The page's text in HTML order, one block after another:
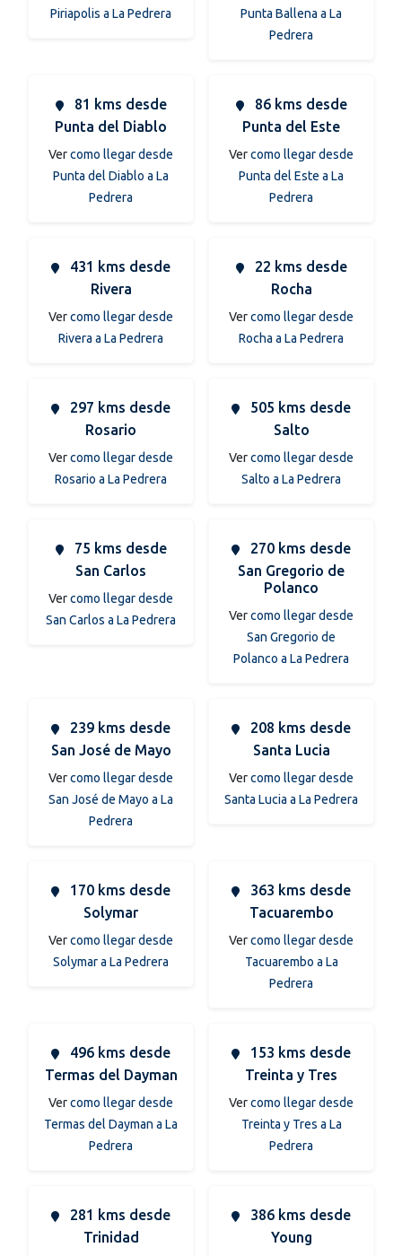
Piriapolis a La Pedrera
Punta Ballena a La
Pedrera
81 kms desde
Punta del Diablo
Vercomo llegar desde
Punta del Diablo a La
Pedrera
86 kms desde
Punta del Este
Vercomo llegar desde
Punta del Este a La
Pedrera
431 kms desde
Rivera
Vercomo llegar desde
Rivera a La Pedrera
22 kms desde
Rocha
Vercomo llegar desde
Rocha a La Pedrera
297 kms desde
Rosario
Vercomo llegar desde
Rosario a La Pedrera
505 kms desde
Salto
Vercomo llegar desde
Salto a La Pedrera
75 kms desde
San Carlos
Vercomo llegar desde
San Carlos a La Pedrera
270 kms desde
San Gregorio de
Polanco
Vercomo llegar desde
San Gregorio de
Polanco a La Pedrera
239 kms desde
San José de Mayo
Vercomo llegar desde
San José de Mayo a La
Pedrera
208 kms desde
Santa Lucia
Vercomo llegar desde
Santa Lucia a La Pedrera
170 kms desde
Solymar
Vercomo llegar desde
Solymar a La Pedrera
363 kms desde
Tacuarembo
Vercomo llegar desde
Tacuarembo a La
Pedrera
496 kms desde
Termas del Dayman
Vercomo llegar desde
Termas del Dayman a La
Pedrera
153 kms desde
Treinta y Tres
Vercomo llegar desde
Treinta y Tres a La
Pedrera
281 kms desde
Trinidad
386 kms desde
Young